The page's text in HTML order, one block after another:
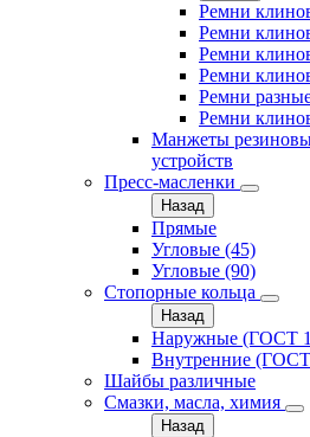
Ремни
Ремни
Ремни
Ремни
Ремни
Ремни
Манжеты
устройств
Пресс-масленки
Назад
Прямые
Угловые (45)
Угловые (90)
Стопорные кольца
Назад
Наружные (ГОСТ
Внутренние (ГОСТ
Шайбы различные
Смазки, масла, химия
Назад